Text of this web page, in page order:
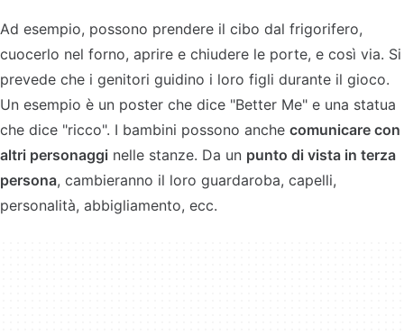
Ad esempio, possono prendere il cibo dal frigorifero,
cuocerlo nel forno, aprire e chiudere le porte, e così via. Si
prevede che i genitori guidino i loro figli durante il gioco.
Un esempio è un poster che dice "Better Me" e una statua
che dice "ricco". I bambini possono anche comunicare con
altri personaggi nelle stanze. Da un punto di vista in terza
persona, cambieranno il loro guardaroba, capelli,
personalità, abbigliamento, ecc.